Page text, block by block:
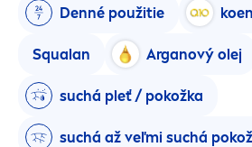
Denné použitie
Squalan Arganový olej
suchá pleť / pokožka
suchá až veľmi suchá